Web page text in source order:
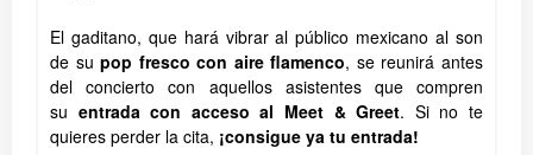
El gaditano, que hará vibrar al público mexicano al son
de supop fresco con aire flamenco, se reunirá antes
del concierto con aquellos asistentes que compren
su entrada con acceso al Meet & Greet. Si no te
quieres perder la cita, ¡consigue ya tu entrada!